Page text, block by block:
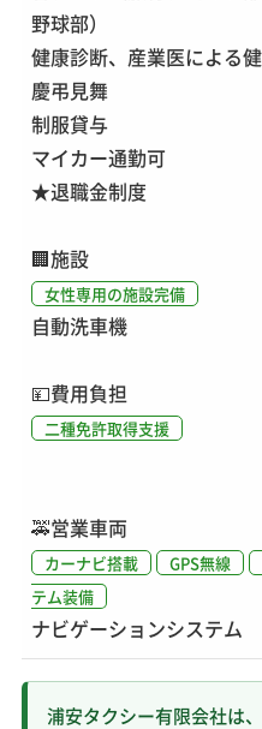
野球部）
健康診断、産業医による
慶弔見舞
制服貸与
マイカー通勤可
★退職金制度
🏢施設
女性専用の施設完備
自動洗車機
💴費用負担
二種免許取得支援
🚕営業車両
カーナビ搭載 GPS無線
テム装備
ナビゲーションシステム
浦安タクシー有限会社は